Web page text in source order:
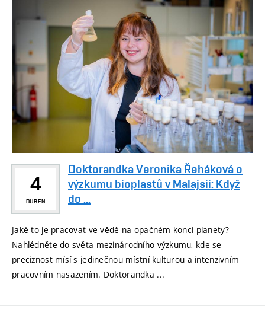
4
DUBEN
Doktorandka Veronika Řeháková o
výzkumu bioplastů v Malajsii: Když
do ...
Jaké to je pracovat ve vědě na opačném konci planety?
Nahlédněte do světa mezinárodního výzkumu, kde se
preciznost mísí s jedinečnou místní kulturou a intenzivním
pracovním nasazením. Doktorandka ...